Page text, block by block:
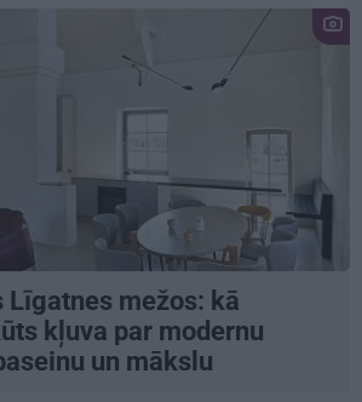
Līgatnes mežos: kā
kļuva par modernu
un mākslu